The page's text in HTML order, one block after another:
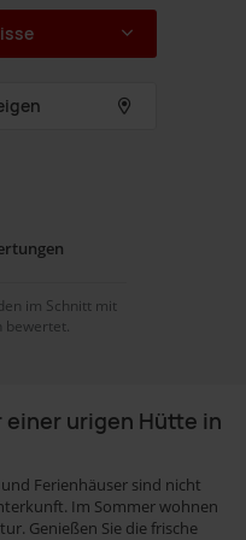
2
Holzofen
erreichbar
Paare
Familienurlaub
3
4
TV
im Schnitt mit
bewertet.
einer urigen Hütte in
Ferienhäuser sind nicht
Im Sommer wohnen
Genießen Sie die frische